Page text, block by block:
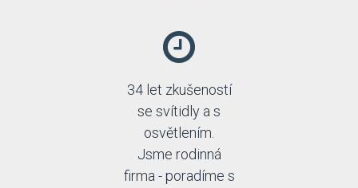
34 let zkušeností
se svítidly a s
osvětlením.
Jsme rodinná
firma - poradíme s